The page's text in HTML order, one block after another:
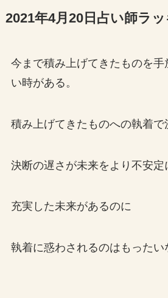
2021年4月20日占い師ラ
今まで積み上げてきたものを手
い時がある。
積み上げてきたものへの執着で
決断の遅さが未来をより不安定
充実した未来があるのに
執着に惑わされるのはもったい